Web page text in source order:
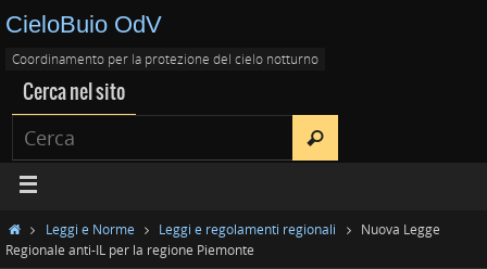
CieloBuio OdV
Coordinamento per la protezione del cielo notturno
Cerca nel sito
Leggi e Norme Leggi e regolamenti regionali
Nuova Legge
Regionale anti-IL per la regione Piemonte